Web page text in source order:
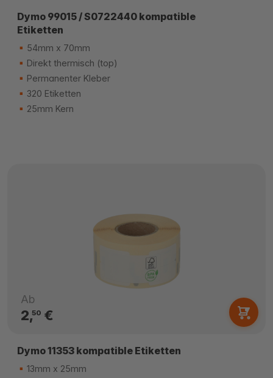
Dymo 99015 / S0722440 kompatible
Etiketten
54mm x 70mm
Direkt thermisch (top)
Permanenter Kleber
320 Etiketten
25mm Kern
Ab
2,50€
Dymo 11353 kompatible Etiketten
13mm x 25mm